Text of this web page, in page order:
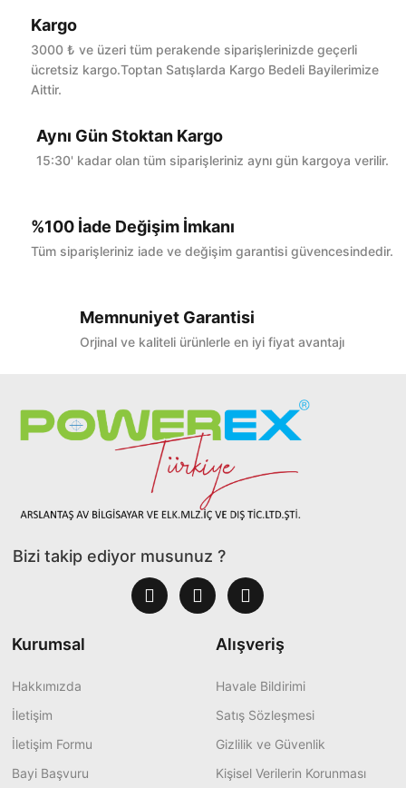
Bu ürüne ilk yorumu siz yapın!
Kargo
3000 ₺ ve üzeri tüm perakende siparişlerinizde geçerli
ücretsiz kargo.Toptan Satışlarda Kargo Bedeli Bayilerimize
Aittir.
Aynı Gün Stoktan Kargo
15:30' kadar olan tüm siparişleriniz aynı gün kargoya verilir.
%100 İade Değişim İmkanı
Tüm siparişleriniz iade ve değişim garantisi güvencesindedir.
Memnuniyet Garantisi
Orjinal ve kaliteli ürünlerle en iyi fiyat avantajı
Bizi takip ediyor musunuz ?
Kurumsal
Hakkımızda
İletişim
İletişim Formu
Bayi Başvuru
Alışveriş
Havale Bildirimi
Satış Sözleşmesi
Gizlilik ve Güvenlik
Kişisel Verilerin Korunması